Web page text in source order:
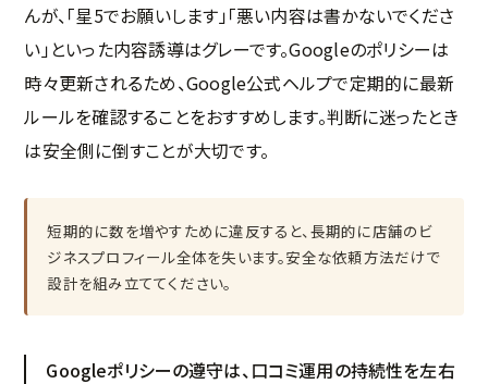
んが、「星5でお願いします」「悪い内容は書かないでくださ
い」といった内容誘導はグレーです。Googleのポリシーは
時々更新されるため、Google公式ヘルプで定期的に最新
ルールを確認することをおすすめします。判断に迷ったとき
は安全側に倒すことが大切です。
短期的に数を増やすために違反すると、長期的に店舗のビ
ジネスプロフィール全体を失います。安全な依頼方法だけで
設計を組み立ててください。
Googleポリシーの遵守は、口コミ運用の持続性を左右